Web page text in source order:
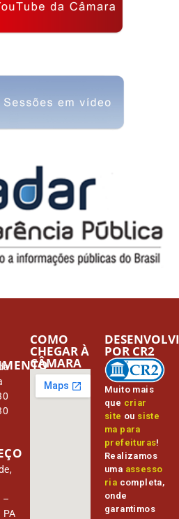
–
PA
COMO
CHEGAR À
CÂMARA
Muito mais
que criar
site ou siste
ma para
prefeituras!
Realizamos
uma assesso
ria completa,
onde
garantimos
POR CR2